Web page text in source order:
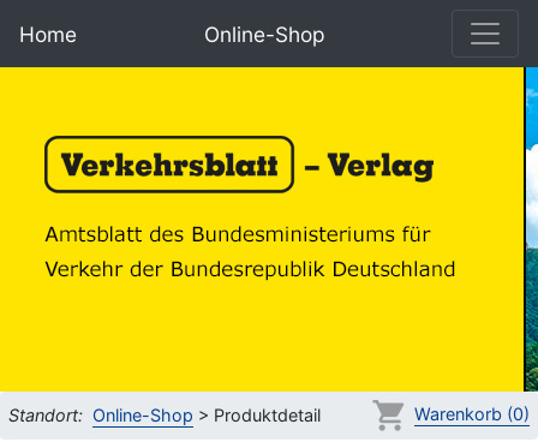
Home Online-Shop
Standort: Online-Shop > Produktdetail Warenkorb (0)